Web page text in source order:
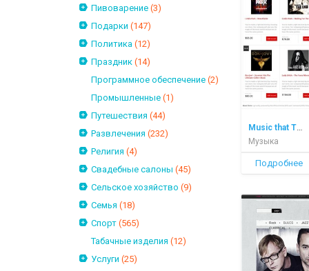
Пивоварение (3)
Подарки (147)
Политика (12)
Праздник (14)
Программное обеспечение (2)
Промышленные (1)
Путешествия (44)
Развлечения (232)
Религия (4)
Свадебные салоны (45)
Сельское хозяйство (9)
Семья (18)
Спорт (565)
Табачные изделия (12)
Услуги (25)
Music that Tunes to Your Mood
Музыка
Подробнее